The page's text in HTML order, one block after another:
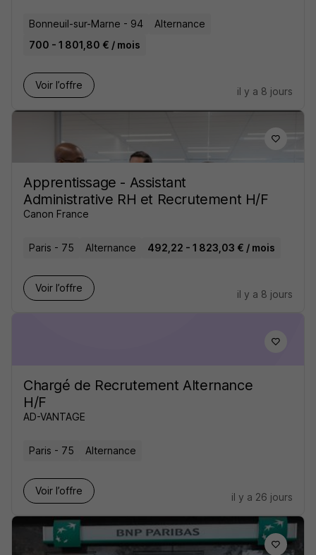
Bonneuil-sur-Marne - 94
Alternance
700 - 1 801,80 € / mois
Voir l’offre
il y a 8 jours
Apprentissage - Assistant
Administrative RH et Recrutement H/F
Canon France
Paris - 75 Alternance 492,22 - 1 823,03 € / mois
Voir l’offre
il y a 8 jours
Chargé de Recrutement Alternance
H/F
AD-VANTAGE
Paris - 75 Alternance
Voir l’offre
il y a 26 jours